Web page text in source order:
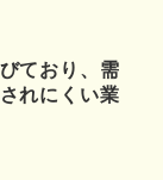
ており、需
れにくい業